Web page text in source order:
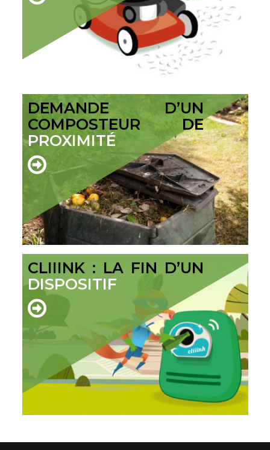
DEMANDE D’UN
COMPOSTEUR DE
PROXIMITÉ
CLIIINK : LA FIN D’UN
DISPOSITIF